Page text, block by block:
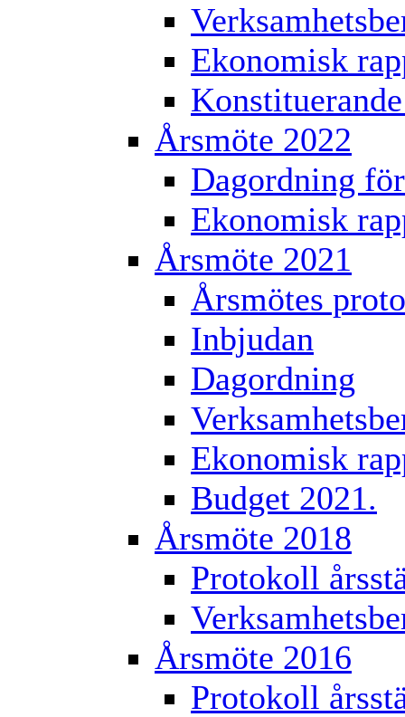
Ekonomisk
Årsmöte 2022
Dagordning
Ekonomisk
Årsmöte 2021
Årsmötes
Inbjudan
Dagordning
Ekonomisk
Budget 2021.
Årsmöte 2018
Protokoll
Årsmöte 2016
Protokoll